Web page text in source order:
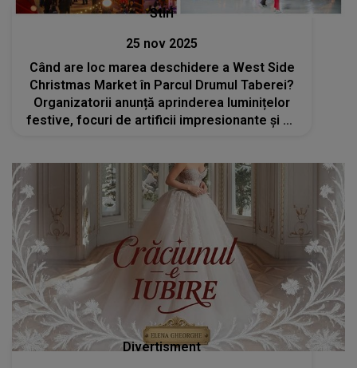
Stiri
25 nov 2025
Când are loc marea deschidere a West Side
Christmas Market în Parcul Drumul Taberei?
Organizatorii anunță aprinderea luminițelor
festive, focuri de artificii impresionante și un
Divertisment